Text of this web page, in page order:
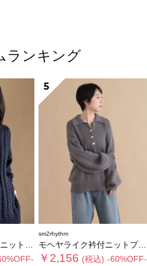
ランキング
ーバー
5
sm2rhythm
モヘヤライク衿付ニットプルオーバー
￥2,156 (税込) -60%OFF-